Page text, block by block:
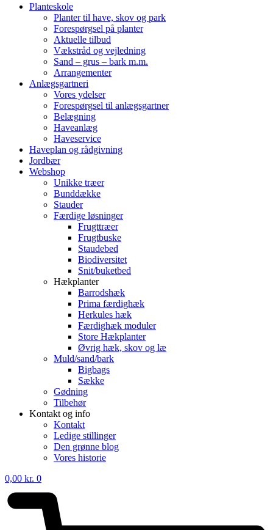
Planteskole
Planter til have, skov og park
Forespørgsel på planter
Aktuelle tilbud
Vækstråd og vejledning
Sand – grus – bark m.m.
Arrangementer
Anlægsgartneri
Vores ydelser
Forespørgsel til anlægsgartner
Belægning
Haveanlæg
Haveservice
Haveplan og rådgivning
Jordbær
Webshop
Unikke træer
Bunddække
Stauder
Færdige løsninger
Frugttræer
Frugtbuske
Staudebed
Biodiversitet
Snit/buketbed
Hækplanter
Barrodshæk
Prima færdighæk
Herkules hæk
Færdighæk moduler
Store Hækplanter
Øvrig hæk, skov og læ
Muld/sand/bark
Bigbags
Sække
Gødning
Tilbehør
Kontakt og info
Kontakt
Ledige stillinger
Den grønne blog
Vores historie
0,00 kr. 0